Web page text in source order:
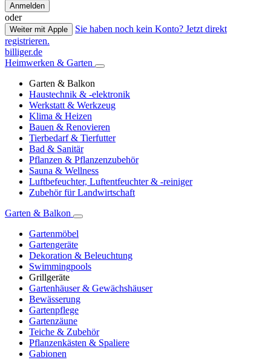
Anmelden
oder
Weiter mit Apple
Sie haben noch kein Konto? Jetzt direkt
registrieren.
billiger.de
Heimwerken & Garten
Garten & Balkon
Haustechnik & -elektronik
Werkstatt & Werkzeug
Klima & Heizen
Bauen & Renovieren
Tierbedarf & Tierfutter
Bad & Sanitär
Pflanzen & Pflanzenzubehör
Sauna & Wellness
Luftbefeuchter, Luftentfeuchter & -reiniger
Zubehör für Landwirtschaft
Garten & Balkon
Gartenmöbel
Gartengeräte
Dekoration & Beleuchtung
Swimmingpools
Grillgeräte
Gartenhäuser & Gewächshäuser
Bewässerung
Gartenpflege
Gartenzäune
Teiche & Zubehör
Pflanzenkästen & Spaliere
Gabionen